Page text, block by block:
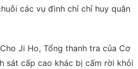
các vụ đình chỉ chỉ huy quân
Ji Ho, Tổng thanh tra của Cơ
sát cấp cao khác bị cấm rời khỏi